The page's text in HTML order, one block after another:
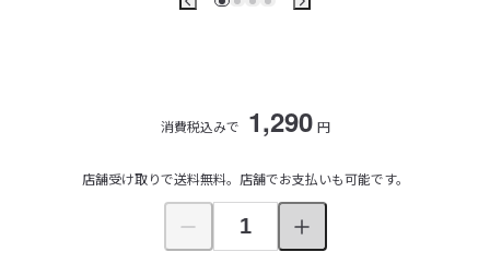
消費税込みで 1,290 円
店舗受け取りで送料無料。店舗でお支払いも可能です。